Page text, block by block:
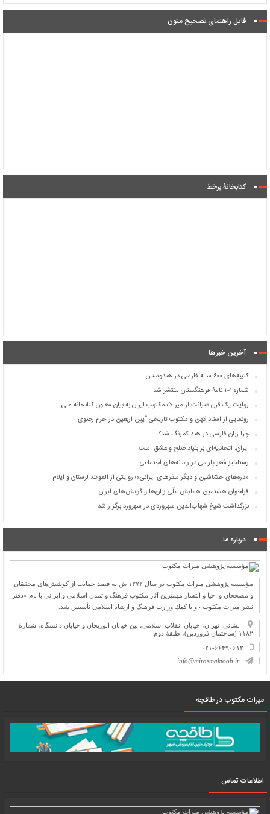
فایل راهنمای تصحیح متون
کتابخانۀ برخط
آخرین خبرها
کتیبه‌های ۶۰۰ ساله فارسی در هندوستان
شماره ۱۰۱ نامۀ فرهنگستان منتشر شد
روایت یک قرن صیانت از میراث مکتوب ایران به بیان معاون کتابخانه ملی
رونمایی از اسناد کهن و مکتوب تاریخی آیین اربعین در حرم رضوی
چرا زبان فارسی در هند کم‌رنگ شد؟
ایران، اتحادیه‌ای بر بنیاد صلح و عشق است
رستاخیز شعر پارسی در رسانه‌های اجتماعی
«دره‌های حشاشین و دیگر سفرهای ایرانی»؛ روایتی از الموت، لرستان و ایلام
فراخوان هشتمین همایش ملّی زبان‌ها و گویش‌های ایران
بزرگداشت شیخ شهاب‌الدین سهروردی در سهرورد برگزار شد
درباره ما
مؤسسه پژوهشی میراث مكتوب در سال ۱۳۷۲ ش به قصد حمایت از كوشش‌های محققان
و مصححان و احیا و انتشار مهمترین آثار مكتوب فرهنگ و تمدن اسلامی و ایرانی با نام «دفتر
نشر میراث مكتوب» و با كمك وزارت فرهنگ و ارشاد اسلامی تأسیس شد.
نشانی: تهران، خیابان انقلاب اسلامی، بین خیابان ابوریحان و خیابان دانشگاه، شمارۀ
۱۱۸۲ (ساختمان فروردین)، طبقۀ دوم
۰۲۱-۶۶۴۹۰۶۱۲
info@mirasmaktoob.ir
میرات مکتوب در طاقچه
اطلاعات تماس